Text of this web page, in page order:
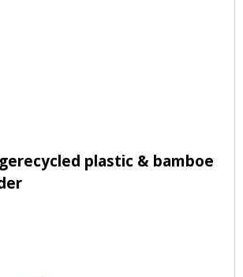
plastic & bamboe